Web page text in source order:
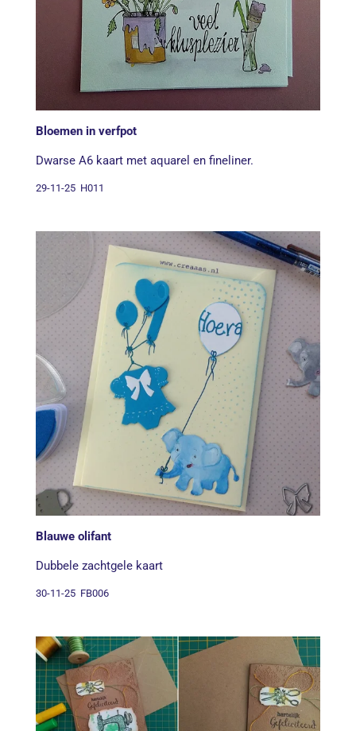
Bloemen in verfpot
Dwarse A6 kaart met aquarel en fineliner.
29-11-25 H011
Blauwe olifant
Dubbele zachtgele kaart
30-11-25 FB006